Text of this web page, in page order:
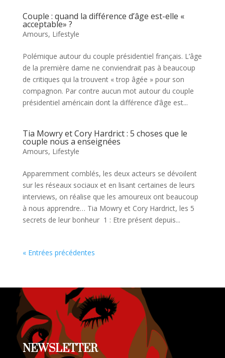
Couple : quand la différence d’âge est-elle «
acceptable» ?
Amours, Lifestyle
Polémique autour du couple présidentiel français. L’âge
de la première dame ne conviendrait pas à beaucoup
de critiques qui la trouvent « trop âgée » pour son
compagnon. Par contre aucun mot autour du couple
présidentiel américain dont la différence d’âge est...
Tia Mowry et Cory Hardrict : 5 choses que le
couple nous a enseignées
Amours, Lifestyle
Apparemment comblés, les deux acteurs se dévoilent
sur les réseaux sociaux et en lisant certaines de leurs
interviews, on réalise que les amoureux ont beaucoup
à nous apprendre… Tia Mowry et Cory Hardrict, les 5
secrets de leur bonheur 1 : Etre présent depuis...
« Entrées précédentes
NEWSLETTER